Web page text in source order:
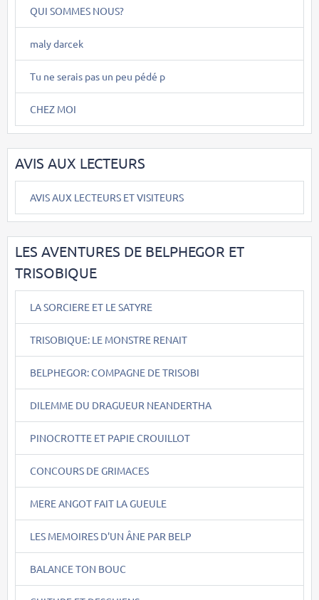
QUI SOMMES NOUS?
maly darcek
Tu ne serais pas un peu pédé p
CHEZ MOI
AVIS AUX LECTEURS
AVIS AUX LECTEURS ET VISITEURS
LES AVENTURES DE BELPHEGOR ET
TRISOBIQUE
LA SORCIERE ET LE SATYRE
TRISOBIQUE: LE MONSTRE RENAIT
BELPHEGOR: COMPAGNE DE TRISOBI
DILEMME DU DRAGUEUR NEANDERTHA
PINOCROTTE ET PAPIE CROUILLOT
CONCOURS DE GRIMACES
MERE ANGOT FAIT LA GUEULE
LES MEMOIRES D'UN ÂNE PAR BELP
BALANCE TON BOUC